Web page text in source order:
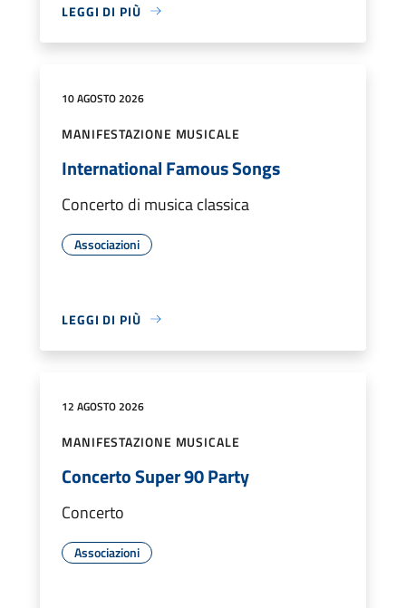
LEGGI DI PIÙ
10 AGOSTO 2026
MANIFESTAZIONE MUSICALE
International Famous Songs
Concerto di musica classica
Associazioni
LEGGI DI PIÙ
12 AGOSTO 2026
MANIFESTAZIONE MUSICALE
Concerto Super 90 Party
Concerto
Associazioni